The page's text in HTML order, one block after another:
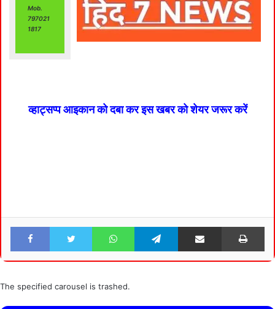
Mob.
797021
1817
व्हाट्सप्प आइकान को दबा कर इस खबर को शेयर जरूर करें
Facebook Twitter WhatsApp Telegram Share via Email
The specified carousel is trashed.